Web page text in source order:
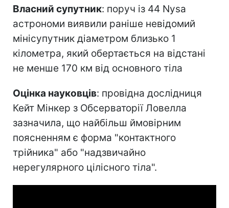
Власний супутник: поруч із 44 Nysa
астрономи виявили раніше невідомий
мінісупутник діаметром близько 1
кілометра, який обертається на відстані
не менше 170 км від основного тіла
Оцінка науковців: провідна дослідниця
Кейт Мінкер з Обсерваторії Ловелла
зазначила, що найбільш ймовірним
поясненням є форма "контактного
трійника" або "надзвичайно
нерегулярного цілісного тіла".